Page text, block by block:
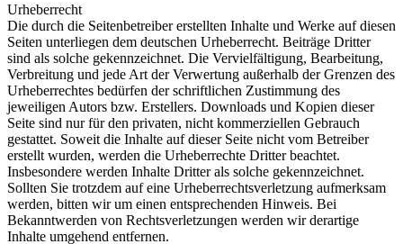
Urheberrecht
Die durch die Seitenbetreiber erstellten Inhalte und Werke auf diesen
Seiten unterliegen dem deutschen Urheberrecht. Beiträge Dritter
sind als solche gekennzeichnet. Die Vervielfältigung, Bearbeitung,
Verbreitung und jede Art der Verwertung außerhalb der Grenzen des
Urheberrechtes bedürfen der schriftlichen Zustimmung des
jeweiligen Autors bzw. Erstellers. Downloads und Kopien dieser
Seite sind nur für den privaten, nicht kommerziellen Gebrauch
gestattet. Soweit die Inhalte auf dieser Seite nicht vom Betreiber
erstellt wurden, werden die Urheberrechte Dritter beachtet.
Insbesondere werden Inhalte Dritter als solche gekennzeichnet.
Sollten Sie trotzdem auf eine Urheberrechtsverletzung aufmerksam
werden, bitten wir um einen entsprechenden Hinweis. Bei
Bekanntwerden von Rechtsverletzungen werden wir derartige
Inhalte umgehend entfernen.